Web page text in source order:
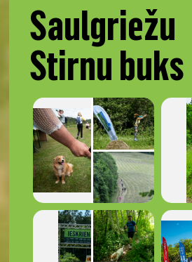
Stirnu buks